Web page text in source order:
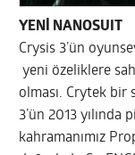
YENİ NANOSUIT
Crysis 3’ün
yeni özeliklere
olması. Crytek bir
3’ün 2013 yılında
kahramanımız